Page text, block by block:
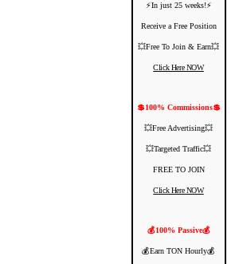
⚡️In just 25 weeks!⚡️
Receive a Free Position
💥Free To Join & Earn💥
Click Here NOW
💲100% Commissions💲
💥Free Advertising💥
💥Targeted Traffic💥
FREE TO JOIN
Click Here NOW
💰100% Passive💰
💰Earn TON Hourly💰